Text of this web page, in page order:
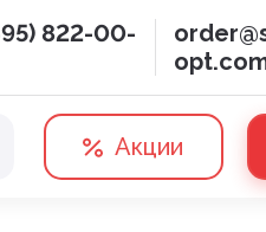
822-00-
Акции